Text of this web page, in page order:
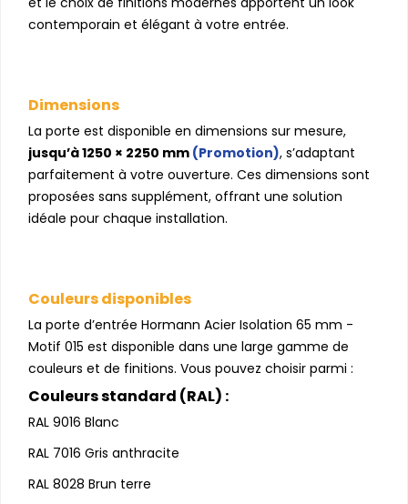
contemporain et élégant à votre entrée.
Dimensions
La porte est disponible en dimensions sur mesure,
jusqu’à 1250 × 2250 mm (Promotion), s’adaptant
parfaitement à votre ouverture. Ces dimensions sont
proposées sans supplément, offrant une solution
idéale pour chaque installation.
Couleurs disponibles
La porte d’entrée Hormann Acier Isolation 65 mm -
Motif 015 est disponible dans une large gamme de
couleurs et de finitions. Vous pouvez choisir parmi :
Couleurs standard (RAL) :
RAL 9016 Blanc
RAL 7016 Gris anthracite
RAL 8028 Brun terre